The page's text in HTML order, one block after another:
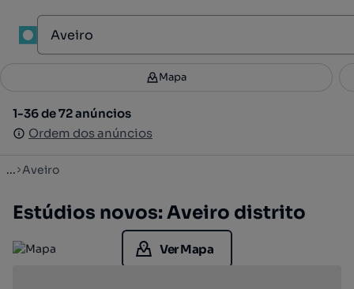
Filtros 3
1-36 de 72 anúncios
Ordem dos anúncios
Mapa
1-36 de 72 anúncios
Ordem dos anúncios
... Aveiro
Estúdios novos: Aveiro distrito
Ver Mapa